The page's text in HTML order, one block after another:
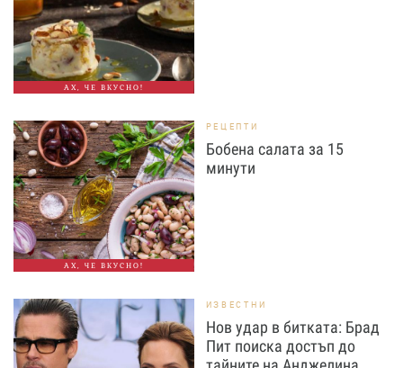
АХ, ЧЕ ВКУСНО!
АХ, ЧЕ ВКУСНО!
РЕЦЕПТИ
Бобена салата за 15
минути
ИЗВЕСТНИ
Нов удар в битката: Брад
Пит поиска достъп до